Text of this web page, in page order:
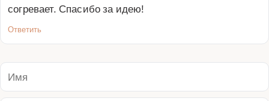
согревает. Спасибо за идею!
Ответить